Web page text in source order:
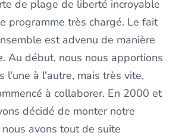
de plage de liberté incroyable
programme très chargé. Le fait
est advenu de manière
Au début, nous nous apportions
l'une à l'autre, mais très vite,
à collaborer. En 2000 et
décidé de monter notre
avons tout de suite